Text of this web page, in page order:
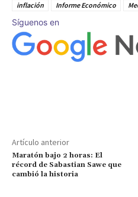
inflación
Informe Económico
Síguenos en
Artículo anterior
Maratón bajo 2 horas: El
récord de Sabastian Sawe que
cambió la historia